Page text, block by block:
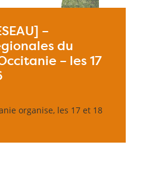
–
du
– les 17
organise, les 17 et 18